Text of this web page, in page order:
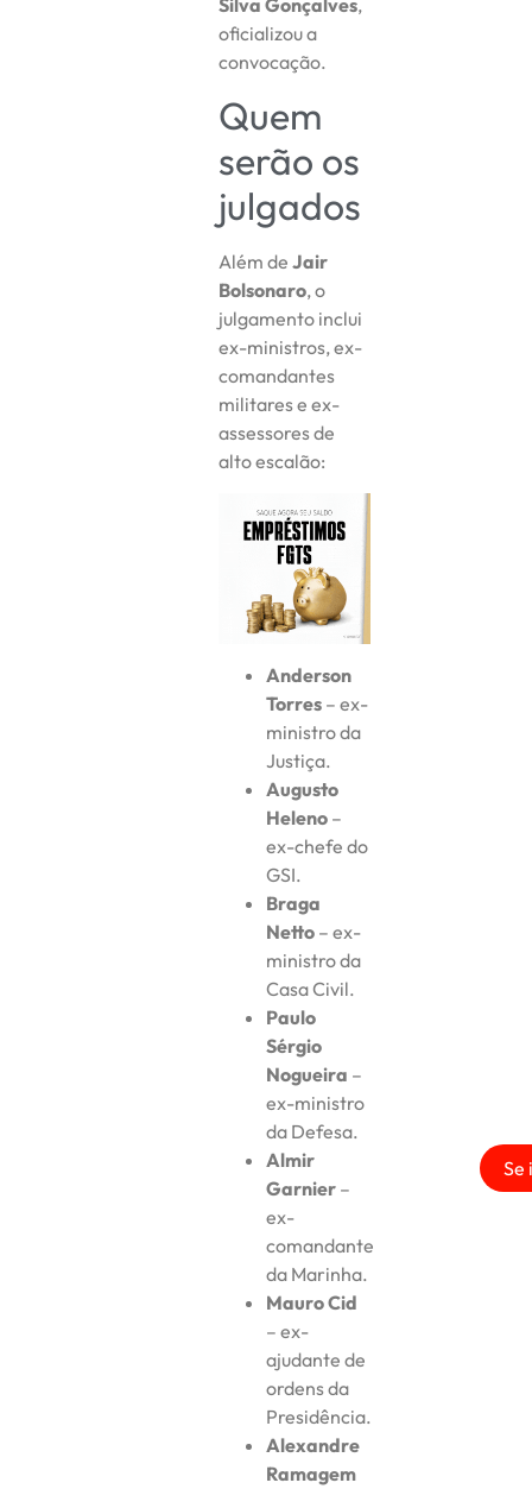
oficializou a
convocação.
Quem
serão os
julgados
Além deJair
Bolsonaro, o
julgamento inclui
ex-ministros, ex-
comandantes
militares e ex-
assessores de
alto escalão:
Anderson
Torres – ex-
ministro da
Justiça.
Augusto
Heleno –
ex-chefe do
GSI.
Braga
Netto – ex-
ministro da
Casa Civil.
Paulo
Sérgio
Nogueira –
ex-ministro
da Defesa.
Almir
Garnier –
ex-
comandante
da Marinha.
Mauro Cid
– ex-
ajudante de
ordens da
Presidência.
Alexandre
Ramagem
Se